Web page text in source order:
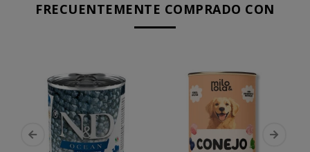
FRECUENTEMENTE COMPRADO CON